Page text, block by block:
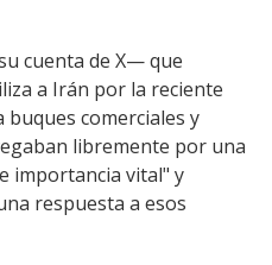
cuenta de X— que
a Irán por la reciente
comerciales y
libremente por una
importancia vital" y
respuesta a esos